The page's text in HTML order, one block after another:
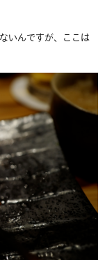
いんですが、ここは